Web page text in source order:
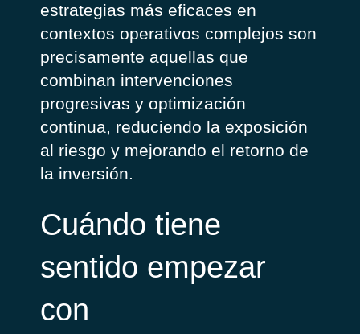
estrategias más eficaces en
contextos operativos complejos son
precisamente aquellas que
combinan intervenciones
progresivas y optimización
continua, reduciendo la exposición
al riesgo y mejorando el retorno de
la inversión.
Cuándo tiene
sentido empezar
con